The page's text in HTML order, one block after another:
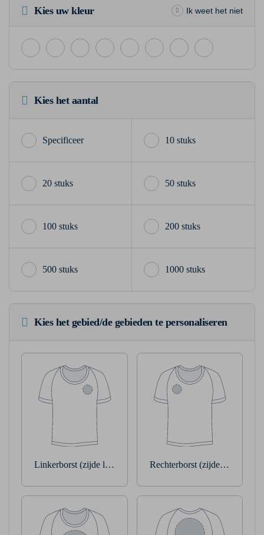
Kies uw kleur Ik weet het niet
Kies het aantal
10 stuks
20 stuks 50 stuks
100 stuks 200 stuks
500 stuks 1000 stuks
Kies het gebied/de gebieden te personaliseren
Linkerborst (zijde linkerarm) Rechterborst (zijde